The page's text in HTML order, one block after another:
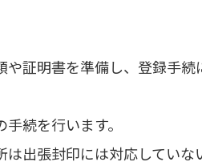
証明書を準備し、登録手続
続を行います。
出張封印には対応してい